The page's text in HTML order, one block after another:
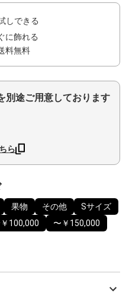
しできる
に飾れる
料無料
別途ご用意しております
ら
果物 その他
Sサイズ
100,000
〜￥150,000